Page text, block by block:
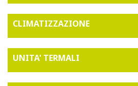
CLIMATIZZAZIONE
UNITA' TERMALI